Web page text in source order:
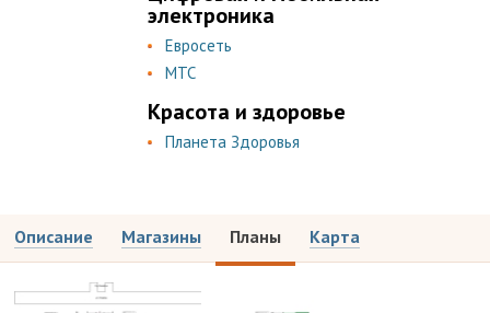
электроника
Евросеть
МТС
Красота и здоровье
Планета Здоровья
Описание Магазины Планы Карта